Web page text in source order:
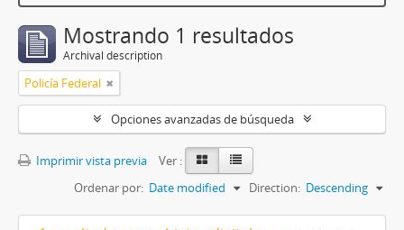
Mostrando 1 resultados
Archival description
Policía Federal
Opciones avanzadas de búsqueda
Imprimir vista previa
Ver :
Ordenar por: Date modified Direction: Descending